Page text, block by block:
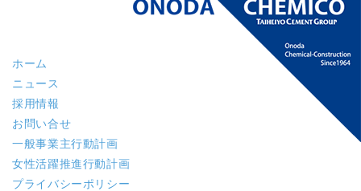
ホーム
ニュース
採用情報
お問い合せ
一般事業主行動計画
女性活躍推進行動計画
プライバシーポリシー